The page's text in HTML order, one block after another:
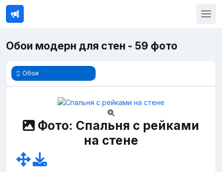
Обои модерн для стен - 59 фото
Обои
Фото: Спальня с рейками
на стене